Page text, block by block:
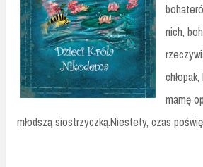
nich,
mamę
młodszą siostrzyczką.Niestety, czas